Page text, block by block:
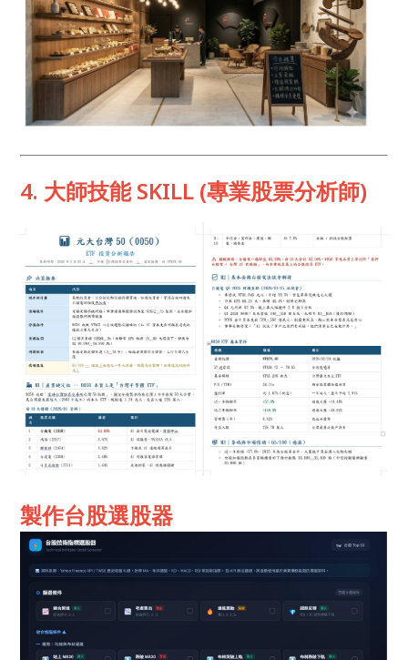
4. 大師技能 SKILL (專業股票分析師)
製作台股選股器